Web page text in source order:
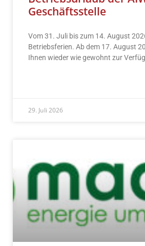
Geschäftsstelle
Vom 31. Juli bis zum 14. August
Betriebsferien. Ab dem 17. August
Ihnen wieder wie gewohnt zur
29. Juli 2026